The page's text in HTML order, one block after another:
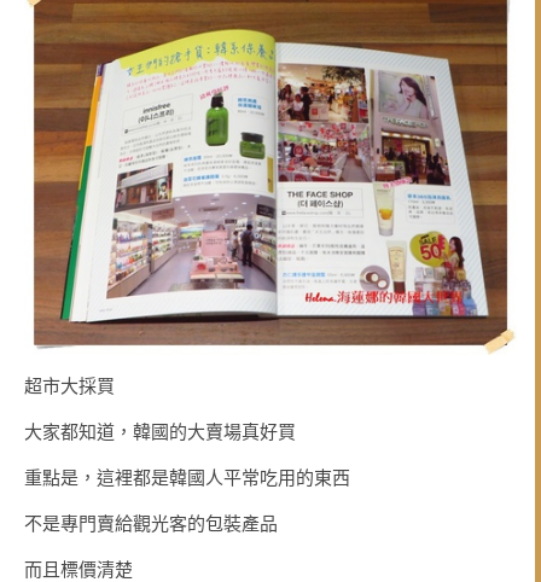
超市大採買
大家都知道，韓國的大賣場真好買
重點是，這裡都是韓國人平常吃用的東西
不是專門賣給觀光客的包裝產品
而且標價清楚